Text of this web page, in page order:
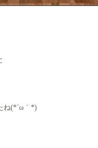
ね(*´ω｀*)